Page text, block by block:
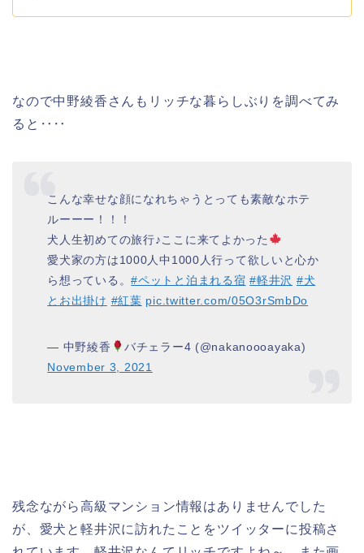
なので中野綾香さんもリッチな暮らしぶりを調べてみ
ると‥‥
こんな幸せな顔になれちゃうとっても素敵なホテ
ルーーー！！！
犬人生初めての旅行♪ここに来てよかった
愛犬家の方は1000人中1000人行って欲しいと心か
ら想っている。#ペットと泊まれる宿 #軽井沢 #犬
とお出掛け #紅葉 pic.twitter.com/05O3rSmbDo
— 中野綾香
バチェラー4 (@nakanoooayaka)
November 3, 2021
残念ながら高級マンション情報はありませんでした
が、愛犬と軽井沢に訪れたことをツイッターに投稿さ